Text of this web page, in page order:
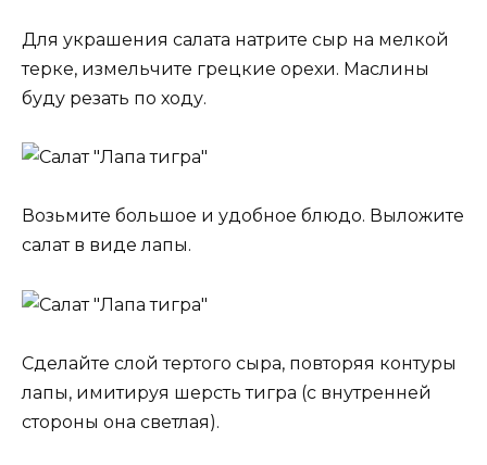
Для украшения салата натрите сыр на мелкой
терке, измельчите грецкие орехи. Маслины
буду резать по ходу.
Возьмите большое и удобное блюдо. Выложите
салат в виде лапы.
Сделайте слой тертого сыра, повторяя контуры
лапы, имитируя шерсть тигра (с внутренней
стороны она светлая).